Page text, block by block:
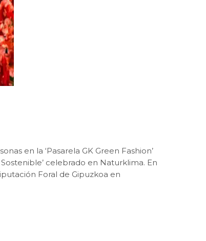
en la ‘Pasarela GK Green Fashion’
celebrado en Naturklima. En
Foral de Gipuzkoa en